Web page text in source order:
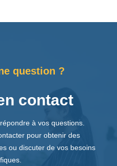
question ?
contact
à vos questions.
pour obtenir des
ou discuter de vos besoins